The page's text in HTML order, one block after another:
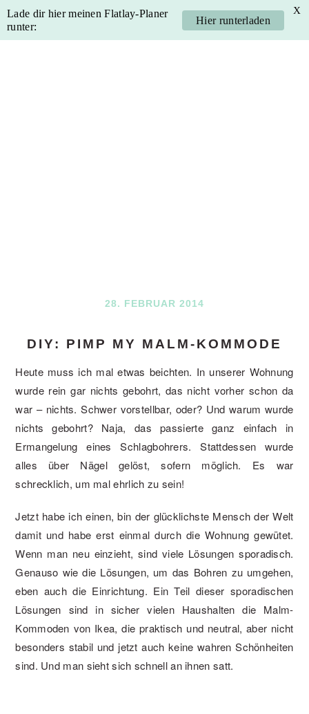
Skip
Skip
Skip
Skip
28. FEBRUAR 2014
DIY: PIMP MY MALM-KOMMODE
Heute muss ich mal etwas beichten. In unserer Wohnung
wurde rein gar nichts gebohrt, das nicht vorher schon da
war – nichts. Schwer vorstellbar, oder? Und warum wurde
nichts gebohrt? Naja, das passierte ganz einfach in
Ermangelung eines Schlagbohrers. Stattdessen wurde
alles über Nägel gelöst, sofern möglich. Es war
schrecklich, um mal ehrlich zu sein!
Jetzt habe ich einen, bin der glücklichste Mensch der Welt
damit und habe erst einmal durch die Wohnung gewütet.
Wenn man neu einzieht, sind viele Lösungen sporadisch.
Genauso wie die Lösungen, um das Bohren zu umgehen,
eben auch die Einrichtung. Ein Teil dieser sporadischen
Lösungen sind in sicher vielen Haushalten die Malm-
Kommoden von Ikea, die praktisch und neutral, aber nicht
besonders stabil und jetzt auch keine wahren Schönheiten
sind. Und man sieht sich schnell an ihnen satt.
Lade dir hier meinen Flatlay-Planer
runter:
Hier runterladen
X